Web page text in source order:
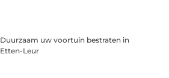
Duurzaam uw voortuin bestraten in
Etten-Leur